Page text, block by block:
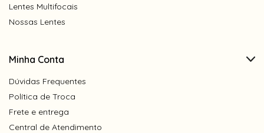
Lentes Multifocais
Nossas Lentes
Minha Conta
Dúvidas Frequentes
Política de Troca
Frete e entrega
Central de Atendimento